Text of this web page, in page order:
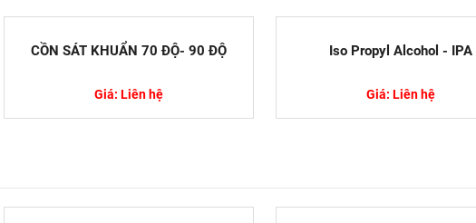
CỒN SÁT KHUẨN 70 ĐỘ- 90 ĐỘ
Giá: Liên hệ
Iso Propyl Alcohol - IPA
Giá: Liên hệ
Công nghệ in ấn đóng vai trò không nhỏ trong việc làm phong